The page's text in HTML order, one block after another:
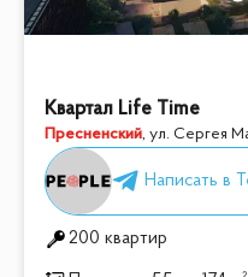
Квартал Life Time
Пресненский, ул. Сергея
200 квартир